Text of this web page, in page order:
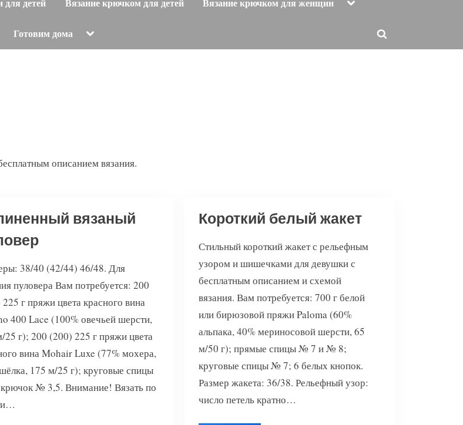
для детей Вязание крючком для детей Вязание крючком для женщин
Готовим дома Toggle
menu
Toggle
описанием вязания.
вязаный
38/40 (42/44) 46/48. Для
пуловера Вам потребуется: 200
г пряжи цвета красного вина
400 Lace (100% овечьей шерсти,
25 г); 200 (200) 225 г пряжи цвета
вина Mohair Luxe (77% мохера,
175 м/25 г); круговые спицы
№ 3,5. Внимание! Вязать по
Короткий белый жакет
Стильный короткий жакет с рельефным
узором и шишечками для девушки с
бесплатным описанием и схемой
вязания. Вам потребуется: 700 г белой
или бирюзовой пряжи Paloma (60%
альпака, 40% мериносовой шерсти, 65
м/50 г); прямые спицы № 7 и № 8;
круговые спицы № 7; 6 белых кнопок.
Размер жакета: 36/38. Рельефный узор:
число петель кратно…